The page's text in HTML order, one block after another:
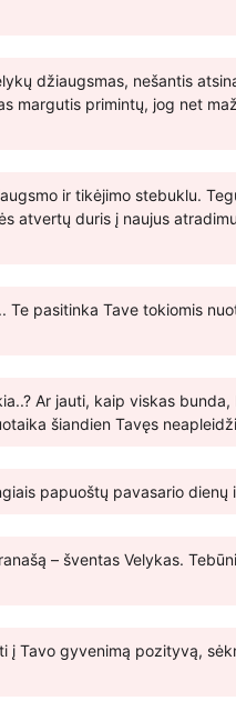
džiaugsmas, nešantis
margutis primintų, jog net
ir tikėjimo stebuklu.
atvertų duris į naujus
pasitinka Tave tokiomis
Ar jauti, kaip viskas
šiandien Tavęs
papuoštų pavasario dienų
– šventas Velykas.
į Tavo gyvenimą pozityvą,